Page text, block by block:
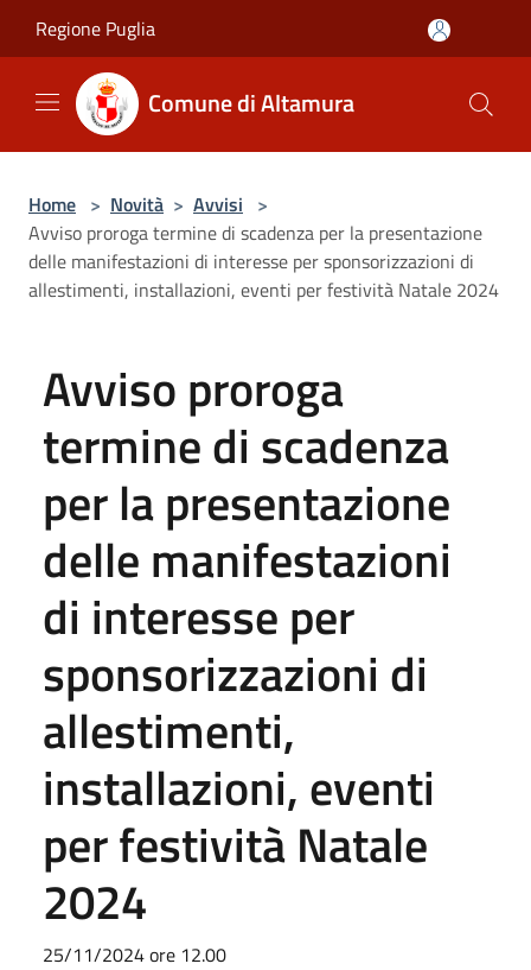
Regione Puglia
Comune di Altamura
Home > Novità > Avvisi >
Avviso proroga termine di scadenza per la presentazione
delle manifestazioni di interesse per sponsorizzazioni di
allestimenti, installazioni, eventi per festività Natale 2024
Avviso proroga
termine di scadenza
per la presentazione
delle manifestazioni
di interesse per
sponsorizzazioni di
allestimenti,
installazioni, eventi
per festività Natale
2024
25/11/2024 ore 12.00